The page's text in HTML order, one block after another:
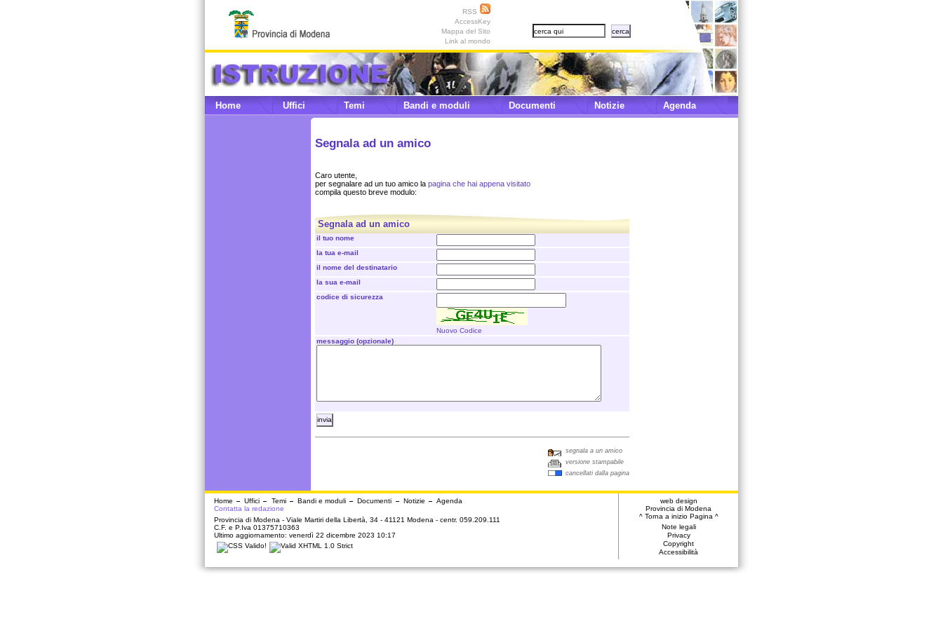
RSS
AccessKey
Mappa del Sito
Link al mondo
Home Uffici Temi Bandi e moduli Documenti Notizie Agenda
Segnala ad un amico
Caro utente,
per segnalare ad un tuo amico la pagina che hai appena visitato
compila questo breve modulo:
Segnala ad un amico
il tuo nome
la tua e-mail
il nome del destinatario
la sua e-mail
codice di sicurezza
Nuovo Codice
messaggio (opzionale)
segnala a un amico
versione stampabile
cancellati dalla pagina
Home Uffici Temi Bandi e moduli Documenti Notizie
Agenda
Contatta la redazione
Provincia di Modena - Viale Martiri della Libertà, 34 - 41121 Modena - centr. 059.209.111
C.F. e P.Iva 01375710363
Ultimo aggiornamento: venerdì 22 dicembre 2023 10:17
web design
Provincia di Modena
^ Torna a inizio Pagina ^
Note legali
Privacy
Copyright
Accessibilità